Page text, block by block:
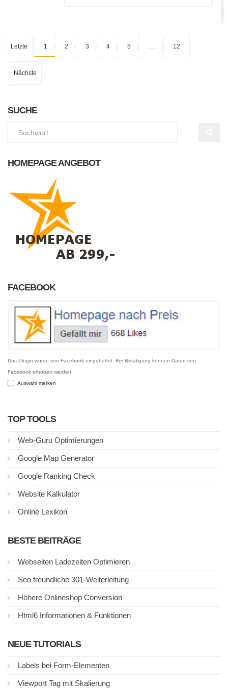
Letzte 1 2 3 4 5 12
Nächste
SUCHE
HOMEPAGE ANGEBOT
FACEBOOK
Das Plugin wurde von Facebook eingebettet. Bei Betätigung können Daten von
Facebook erhoben werden.
Auswahl merken
TOP TOOLS
Web-Guru Optimierungen
Google Map Generator
Google Ranking Check
Website Kalkulator
Online Lexikon
BESTE BEITRÄGE
Webseiten Ladezeiten Optimieren
Seo freundliche 301-Weiterleitung
Höhere Onlineshop Conversion
Html6 Informationen & Funktionen
NEUE TUTORIALS
Labels bei Form-Elementen
Viewport Tag mit Skalierung